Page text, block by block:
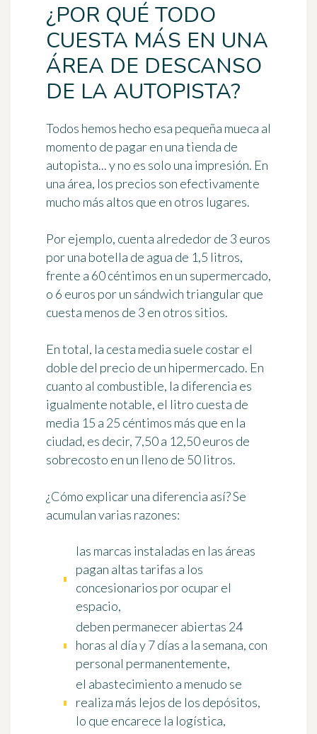
¿POR QUÉ TODO
CUESTA MÁS EN UNA
ÁREA DE DESCANSO
DE LA AUTOPISTA?
Todos hemos hecho esa pequeña mueca al
momento de pagar en una tienda de
autopista... y no es solo una impresión. En
una área, los precios son efectivamente
mucho más altos que en otros lugares.
Por ejemplo, cuenta alrededor de 3 euros
por una botella de agua de 1,5 litros,
frente a 60 céntimos en un supermercado,
o 6 euros por un sándwich triangular que
cuesta menos de 3 en otros sitios.
En total, la cesta media suele costarel
doble del precio de un hipermercado. En
cuanto al combustible, la diferencia es
igualmente notable, el litro cuesta de
media 15 a 25 céntimos más que en la
ciudad, es decir, 7,50 a 12,50 euros de
sobrecosto en un lleno de 50 litros.
¿Cómo explicar una diferencia así? Se
acumulan varias razones:
las marcas instaladas en las áreas
pagan altas tarifas a los
concesionarios por ocupar el
espacio,
deben permanecer abiertas 24
horas al día y 7 días a la semana, con
personal permanentemente,
el abastecimiento a menudo se
realiza más lejos de los depósitos,
lo que encarece la logística,